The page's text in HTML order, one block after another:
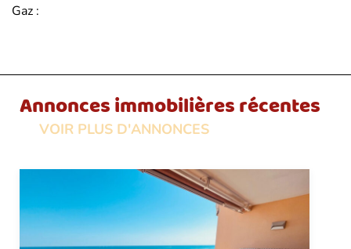
Gaz :
Annonces immobilières récentes
VOIR PLUS D'ANNONCES